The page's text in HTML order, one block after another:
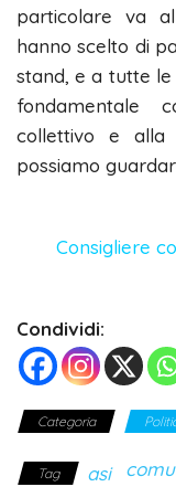
particolare va
hanno scelto di
stand, e a tutte le
fondamentale
collettivo e alla
possiamo
Consigliere
Condividi:
Categoria
Tag asi